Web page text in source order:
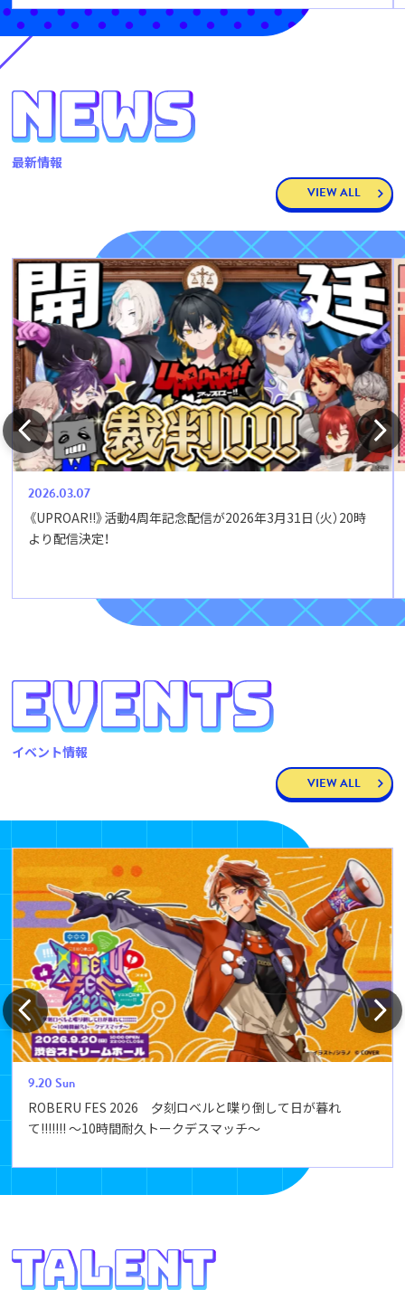
最新情報
VIEW ALL
2026.03.07
《UPROAR!!》活動4周年記念配信が2026年3月31日（火）20時
より配信決定！
イベント情報
VIEW ALL
9.20Sun
ROBERU FES 2026 夕刻ロベルと喋り倒して日が暮れ
て!!!!!!! ～10時間耐久トークデスマッチ～